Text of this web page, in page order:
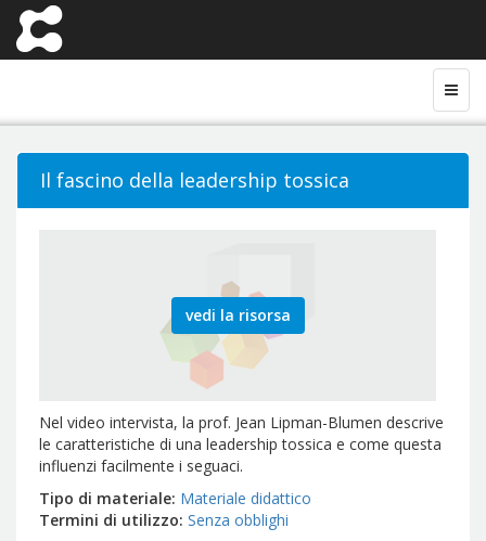
Il fascino della leadership tossica
vedi la risorsa
Nel video intervista, la prof. Jean Lipman-Blumen descrive
le caratteristiche di una leadership tossica e come questa
influenzi facilmente i seguaci.
Tipo di materiale Materiale didattico
Termini di utilizzo Senza obblighi